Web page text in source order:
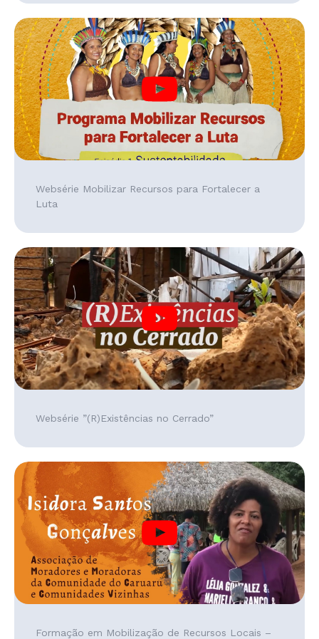
Websérie Mobilizar Recursos para Fortalecer a
Luta
Websérie ”(R)Existências no Cerrado”
Formação em Mobilização de Recursos Locais –